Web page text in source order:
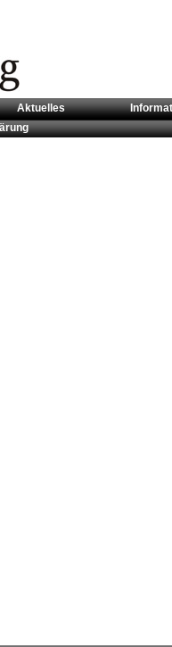
Aktuelles